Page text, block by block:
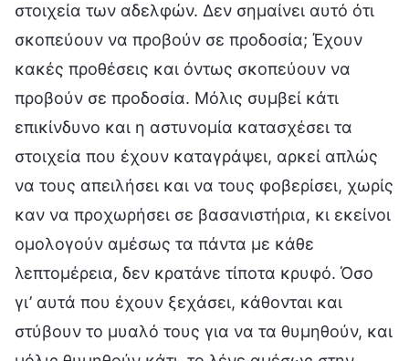
στοιχεία των αδελφών. Δεν σημαίνει αυτό ότι
σκοπεύουν να προβούν σε προδοσία; Έχουν
κακές προθέσεις και όντως σκοπεύουν να
προβούν σε προδοσία. Μόλις συμβεί κάτι
επικίνδυνο και η αστυνομία κατασχέσει τα
στοιχεία που έχουν καταγράψει, αρκεί απλώς
να τους απειλήσει και να τους φοβερίσει, χωρίς
καν να προχωρήσει σε βασανιστήρια, κι εκείνοι
ομολογούν αμέσως τα πάντα με κάθε
λεπτομέρεια, δεν κρατάνε τίποτα κρυφό. Όσο
γι’ αυτά που έχουν ξεχάσει, κάθονται και
στύβουν το μυαλό τους για να τα θυμηθούν, και